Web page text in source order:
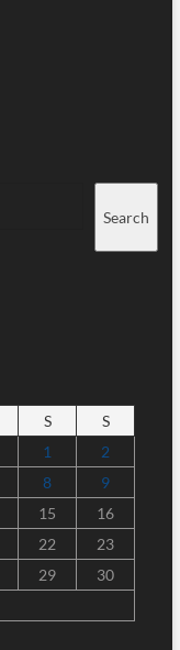
Search
S
S
1
2
8
9
15
16
22
23
29
30